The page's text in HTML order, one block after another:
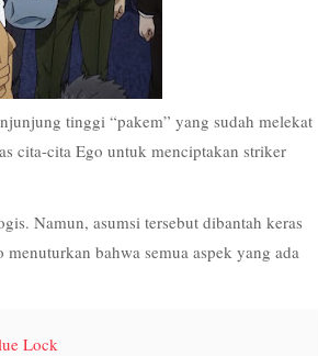
tinggi “pakem” yang sudah melekat
cita-cita Ego untuk menciptakan striker
Namun, asumsi tersebut dibantah keras
bahwa semua aspek yang ada
Lock